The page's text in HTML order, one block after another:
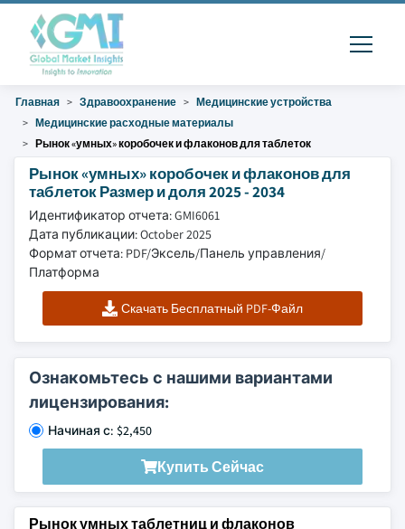
Главная Здравоохранение
Медицинские устройства
Медицинские расходные материалы
Рынок «умных» коробочек и флаконов для таблеток
Рынок «умных» коробочек и флаконов для
таблеток Размер и доля 2025 - 2034
Идентификатор отчета: GMI6061
Дата публикации: October 2025
Формат отчета: PDF/Эксель/Панель управления/
Платформа
Скачать Бесплатный PDF-Файл
Ознакомьтесь с нашими вариантами
лицензирования:
Начиная с: $2,450
Купить Сейчас
Рынок умных таблетниц и флаконов